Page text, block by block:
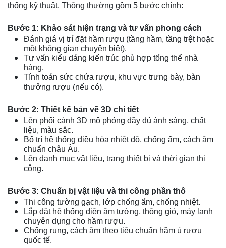
thống kỹ thuật. Thông thường gồm 5 bước chính:
Bước 1: Khảo sát hiện trạng và tư vấn phong cách
Đánh giá vị trí đặt hầm rượu (tầng hầm, tầng trệt hoặc
một không gian chuyên biệt).
Tư vấn kiểu dáng kiến trúc phù hợp tổng thể nhà
hàng.
Tính toán sức chứa rượu, khu vực trưng bày, bàn
thưởng rượu (nếu có).
Bước 2: Thiết kế bản vẽ 3D chi tiết
Lên phối cảnh 3D mô phỏng đầy đủ ánh sáng, chất
liệu, màu sắc.
Bố trí hệ thống điều hòa nhiệt độ, chống ẩm, cách âm
chuẩn châu Âu.
Lên danh mục vật liệu, trang thiết bị và thời gian thi
công.
Bước 3: Chuẩn bị vật liệu và thi công phần thô
Thi công tường gạch, lớp chống ẩm, chống nhiệt.
Lắp đặt hệ thống điện âm tường, thông gió, máy lạnh
chuyên dụng cho hầm rượu.
Chống rung, cách âm theo tiêu chuẩn hầm ủ rượu
quốc tế.